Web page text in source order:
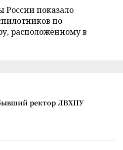
России показало
по
расположенному в
ректор ЛВХПУ